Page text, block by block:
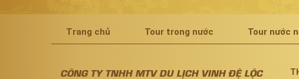
Trang chủ Tour trong nước Tour nước
CÔNG TY TNHH MTV DU LỊCH VINH ĐỆ LỘC